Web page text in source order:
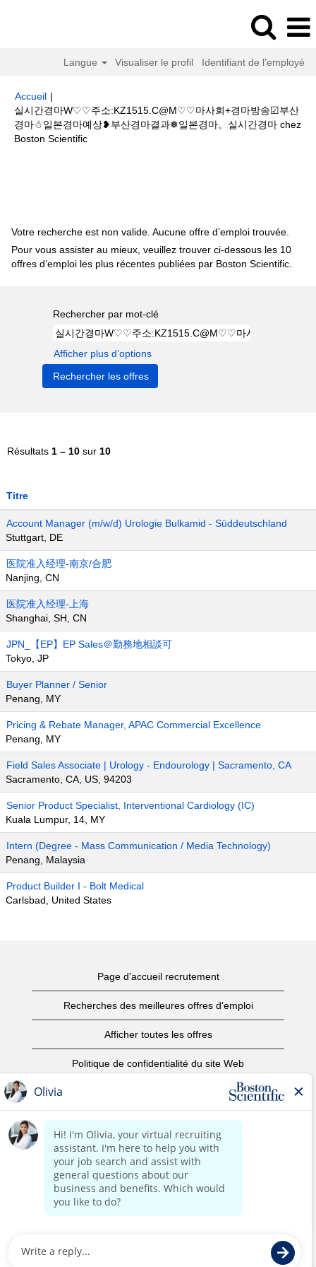
Langue Visualiser le profil Identifiant de l’employé
Accueil |
실시간경마W♡♡주소:KZ1515.C@M♡♡마사회+경마방송☑부산
경마☃일본경마예상❥부산경마결과❅일본경마。실시간경마 chez
Boston Scientific(page
Votre recherche est non valide. Aucune offre d’emploi trouvée.
Pour vous assister au mieux, veuillez trouver ci-dessous les 10
offres d’emploi les plus récentes publiées par Boston Scientific.
Rechercher par mot-clé
Afficher plus d’options
Résultats 1 – 10 sur 10
Titre
Account Manager (m/w/d) Urologie Bulkamid - Süddeutschland
Stuttgart, DE
医院准入经理-南京/合肥
Nanjing, CN
医院准入经理-上海
Shanghai, SH, CN
JPN_【EP】EP Sales＠勤務地相談可
Tokyo, JP
Buyer Planner / Senior
Penang, MY
Pricing & Rebate Manager, APAC Commercial Excellence
Penang, MY
Field Sales Associate | Urology - Endourology | Sacramento, CA
Sacramento, CA, US, 94203
Senior Product Specialist, Interventional Cardiology (IC)
Kuala Lumpur, 14, MY
Intern (Degree - Mass Communication / Media Technology)
Penang, Malaysia
Product Builder I - Bolt Medical
Carlsbad, United States
Page d'accueil recrutement
Recherches des meilleures offres d'emploi
Afficher toutes les offres
Politique de confidentialité du site Web
Avis de droits d’auteur
Nous contacter
Page d'accueil du site de l'entreprise